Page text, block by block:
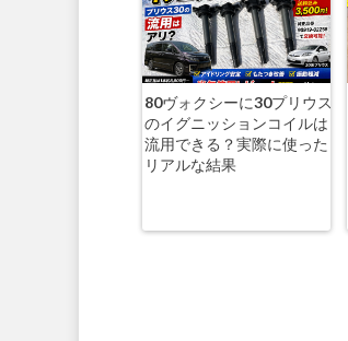
80ヴォクシーに30プリウス
のイグニッションコイルは
流用できる？実際に使った
リアルな結果